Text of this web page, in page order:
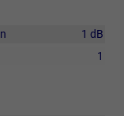
1 dB
1